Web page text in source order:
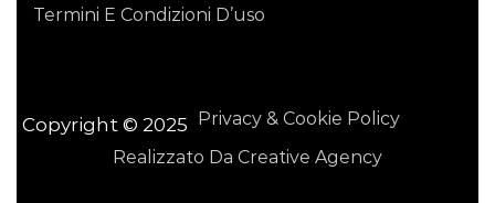
Termini E Condizioni D’uso
Copyright © 2025
Privacy & Cookie Policy
Realizzato Da Creative Agency